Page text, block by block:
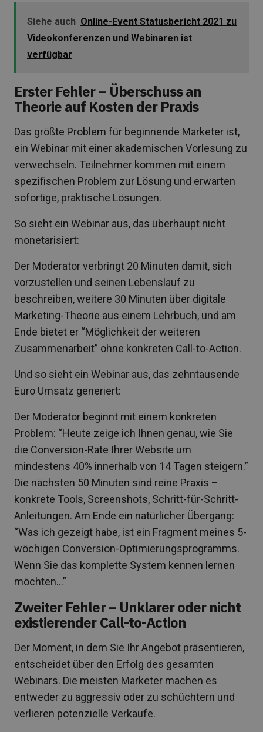
Siehe auch Online-Event Statusbericht 2021 zu
Videokonferenzen und Webinaren ist
verfügbar
Erster Fehler – Überschuss an
Theorie auf Kosten der Praxis
Das größte Problem für beginnende Marketer ist,
ein Webinar mit einer akademischen Vorlesung zu
verwechseln. Teilnehmer kommen mit einem
spezifischen Problem zur Lösung und erwarten
sofortige, praktische Lösungen.
So sieht ein Webinar aus, das überhaupt nicht
monetarisiert:
Der Moderator verbringt 20 Minuten damit, sich
vorzustellen und seinen Lebenslauf zu
beschreiben, weitere 30 Minuten über digitale
Marketing-Theorie aus einem Lehrbuch, und am
Ende bietet er “Möglichkeit der weiteren
Zusammenarbeit” ohne konkreten Call-to-Action.
Und so sieht ein Webinar aus, das zehntausende
Euro Umsatz generiert:
Der Moderator beginnt mit einem konkreten
Problem: “Heute zeige ich Ihnen genau, wie Sie
die Conversion-Rate Ihrer Website um
mindestens 40% innerhalb von 14 Tagen steigern.”
Die nächsten 50 Minuten sind reine Praxis –
konkrete Tools, Screenshots, Schritt-für-Schritt-
Anleitungen. Am Ende ein natürlicher Übergang:
“Was ich gezeigt habe, ist ein Fragment meines 5-
wöchigen Conversion-Optimierungsprogramms.
Wenn Sie das komplette System kennen lernen
möchten…”
Zweiter Fehler – Unklarer oder nicht
existierender Call-to-Action
Der Moment, in dem Sie Ihr Angebot präsentieren,
entscheidet über den Erfolg des gesamten
Webinars. Die meisten Marketer machen es
entweder zu aggressiv oder zu schüchtern und
verlieren potenzielle Verkäufe.